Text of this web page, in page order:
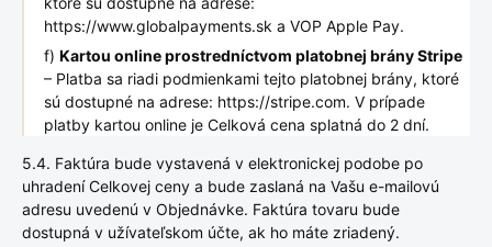
https://www.globalpayments.sk a VOP Apple Pay.
f) Kartou online prostredníctvom platobnej brány Stripe
– Platba sa riadi podmienkami tejto platobnej brány, ktoré
sú dostupné na adrese: https://stripe.com. V prípade
platby kartou online je Celková cena splatná do 2 dní.
5.4. Faktúra bude vystavená v elektronickej podobe po
uhradení Celkovej ceny a bude zaslaná na Vašu e-mailovú
adresu uvedenú v Objednávke. Faktúra tovaru bude
dostupná v užívateľskom účte, ak ho máte zriadený.